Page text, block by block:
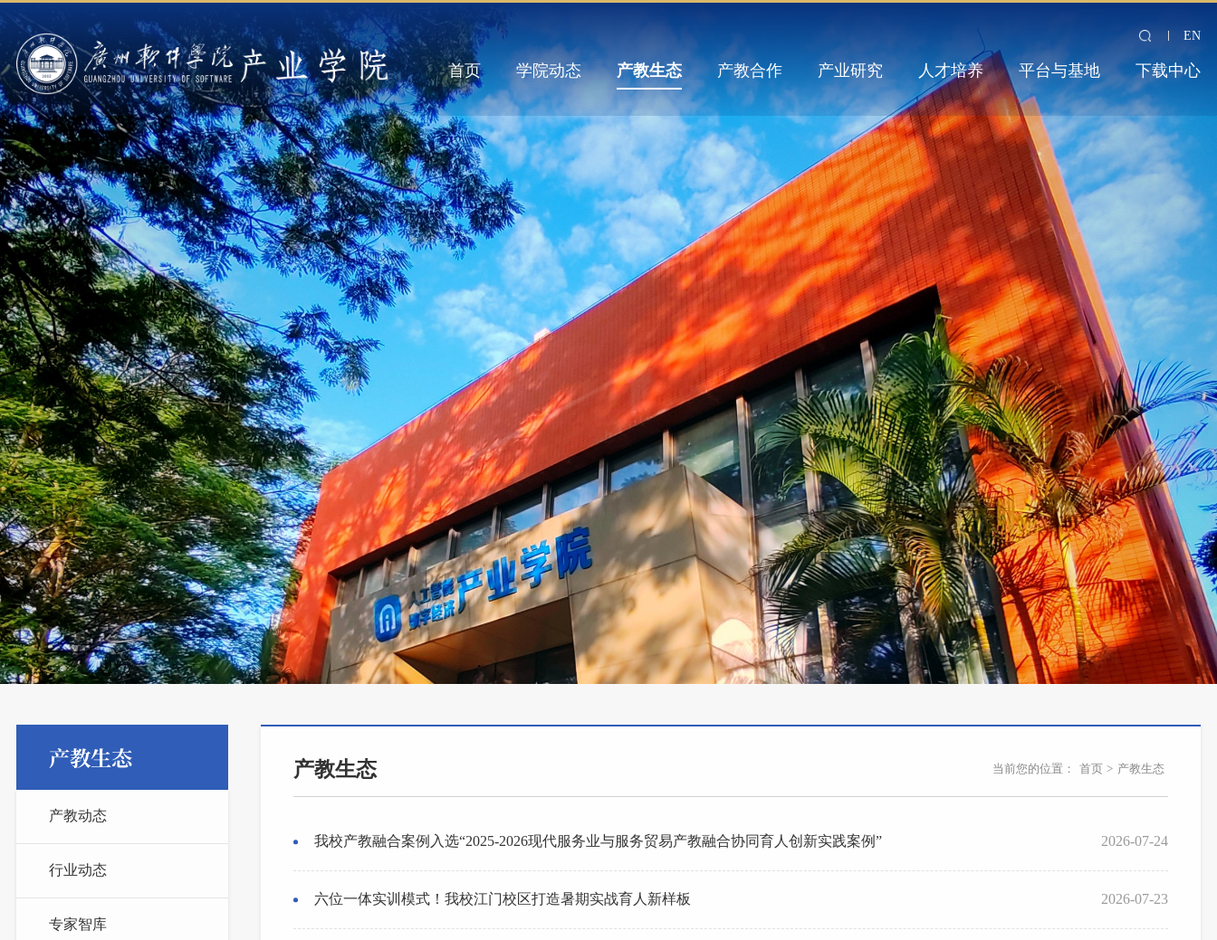
EN
首页 学院动态 产教生态 产教合作 产业研究 人才培养 平台与基地 下载中心
产教生态
产教动态
行业动态
专家智库
产教生态 当前您的位置： 首页 > 产教生态
2026-07-24
我校产教融合案例入选“2025-2026现代服务业与服务贸易产教融合协同育人创新实践案例”
2026-07-23
六位一体实训模式！我校江门校区打造暑期实战育人新样板